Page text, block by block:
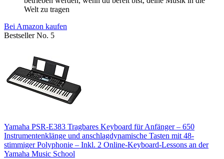
Welt zu tragen
Bei Amazon kaufen
Bestseller No. 5
Yamaha PSR-E383 Tragbares Keyboard für Anfänger – 650
Instrumentenklänge und anschlagdynamische Tasten mit 48-
stimmiger Polyphonie – Inkl. 2 Online-Keyboard-Lessons an der
Yamaha Music School